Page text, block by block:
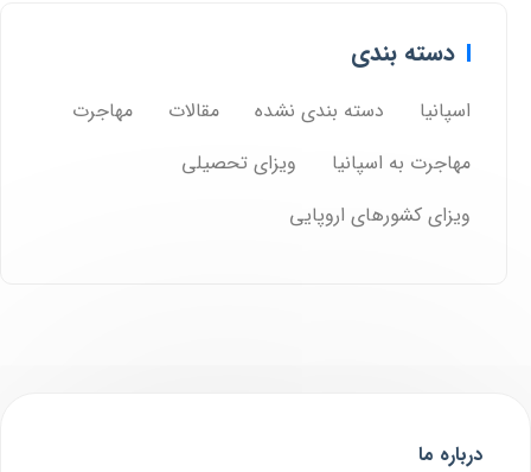
دسته بندی
اسپانیا دسته بندی نشده مقالات
مهاجرت
مهاجرت به اسپانیا
ویزای تحصیلی
ویزای کشورهای اروپایی
درباره ما